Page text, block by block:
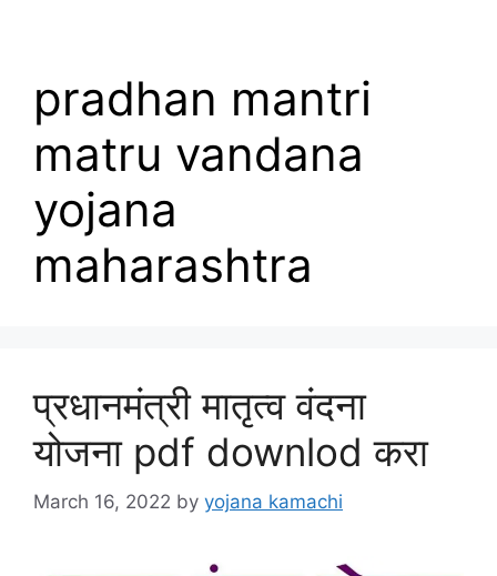
pradhan mantri
matru vandana
yojana
maharashtra
प्रधानमंत्री मातृत्व वंदना
योजना pdf downlod करा
March 16, 2022 by yojana kamachi